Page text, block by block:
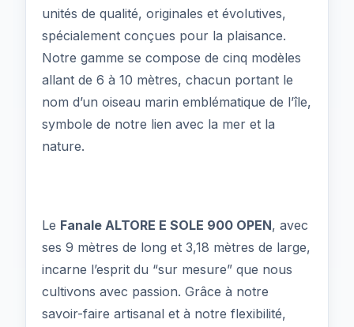
unités de qualité, originales et évolutives,
spécialement conçues pour la plaisance.
Notre gamme se compose de cinq modèles
allant de 6 à 10 mètres, chacun portant le
nom d’un oiseau marin emblématique de l’île,
symbole de notre lien avec la mer et la
nature.
Le Fanale ALTORE E SOLE 900 OPEN, avec
ses 9 mètres de long et 3,18 mètres de large,
incarne l’esprit du “sur mesure” que nous
cultivons avec passion. Grâce à notre
savoir-faire artisanal et à notre flexibilité,